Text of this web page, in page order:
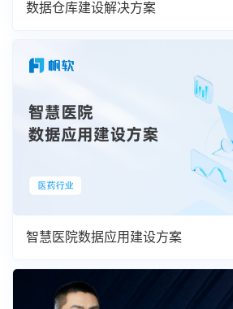
数据仓库建设解决方案
智慧医院数据应用建设方案